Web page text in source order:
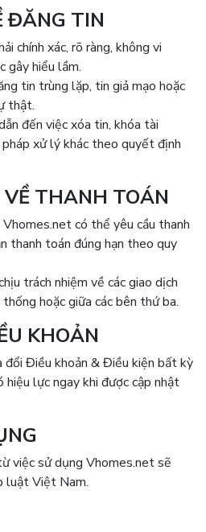
ĐĂNG TIN
chính xác, rõ ràng, không vi
gây hiểu lầm.
tin trùng lặp, tin giả mạo hoặc
thật.
đến việc xóa tin, khóa tài
pháp xử lý khác theo quyết định
THANH TOÁN
có thể yêu cầu thanh
thanh toán đúng hạn theo quy
trách nhiệm về các giao dịch
hoặc giữa các bên thứ ba.
KHOẢN
đổi Điều khoản & Điều kiện bất kỳ
hiệu lực ngay khi được cập nhật
việc sử dụng Vhomes.net sẽ
luật Việt Nam.